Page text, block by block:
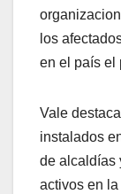
los
en el país el
Vale
instalados
de alcaldías
activos en